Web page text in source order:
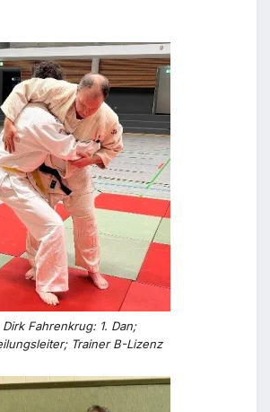
Dirk Fahrenkrug: 1. Dan;
Trainer B-Lizenz